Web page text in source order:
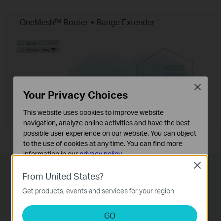
OneMesh™ Router + Range Extender
Светкавично бързи кабелни
връзки
From United States?
Get products, events and services for your region.
GO
Close
Your Privacy Choices
This website uses cookies to improve website
navigation, analyze online activities and have the best
possible user experience on our website. You can object
to the use of cookies at any time. You can find more
information in ourprivacy policy.
These cookies are necessary for the website to function
and cannot be deactivated in your systems.
Analysis and Marketing Cookies
Close